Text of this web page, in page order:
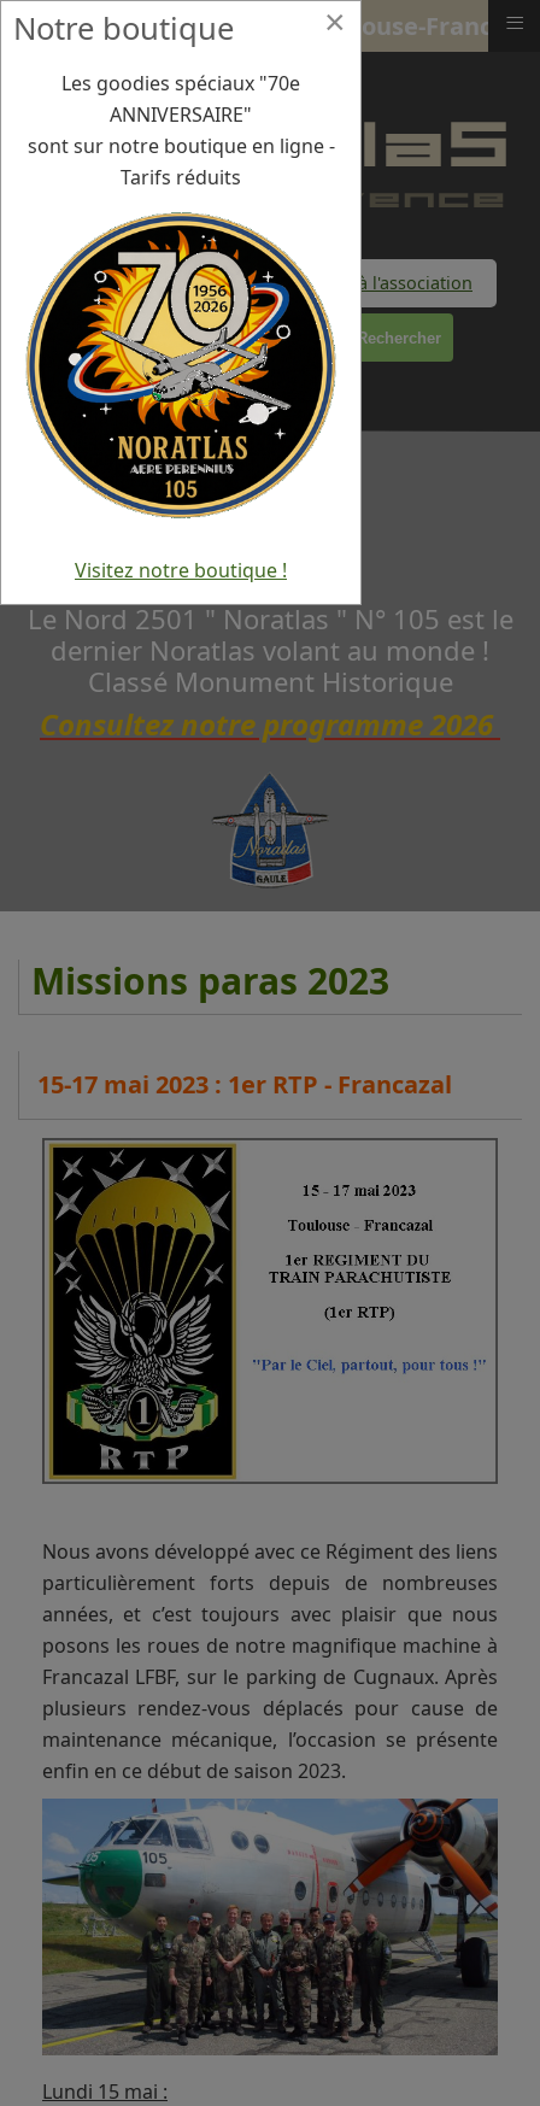
Faire un don à l'association
Rechercher
Le Nord 2501 " Noratlas " N° 105 est le
dernier Noratlas volant au monde !
Classé Monument Historique
Consultez notre programme 2026
Missions paras 2023
15-17 mai 2023 : 1er RTP - Francazal
Nous avons développé avec ce Régiment des liens
particulièrement forts depuis de nombreuses
années, et c’est toujours avec plaisir que nous
posons les roues de notre magnifique machine à
Francazal LFBF, sur le parking de Cugnaux. Après
plusieurs rendez-vous déplacés pour cause de
maintenance mécanique, l’occasion se présente
enfin en ce début de saison 2023.
Lundi 15 mai :
×
Notre boutique
Les goodies spéciaux "70e
ANNIVERSAIRE"
sont sur notre boutique en ligne -
Tarifs réduits
Visitez notre boutique !
15-17 mai 2023 - 1er RTP Toulouse-Francazal
≡